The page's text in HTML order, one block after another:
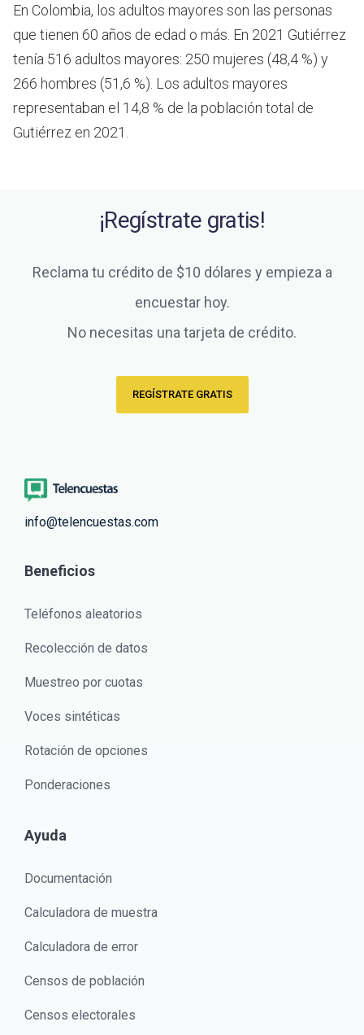
En Colombia, los adultos mayores son las personas
que tienen 60 años de edad o más. En 2021 Gutiérrez
tenía 516 adultos mayores: 250 mujeres (48,4 %) y
266 hombres (51,6 %). Los adultos mayores
representaban el 14,8 % de la población total de
Gutiérrez en 2021.
¡Regístrate gratis!
Reclama tu crédito de $10 dólares y empieza a
encuestar hoy.
No necesitas una tarjeta de crédito.
REGÍSTRATE GRATIS
info@telencuestas.com
Beneficios
Teléfonos aleatorios
Recolección de datos
Muestreo por cuotas
Voces sintéticas
Rotación de opciones
Ponderaciones
Ayuda
Documentación
Calculadora de muestra
Calculadora de error
Censos de población
Censos electorales